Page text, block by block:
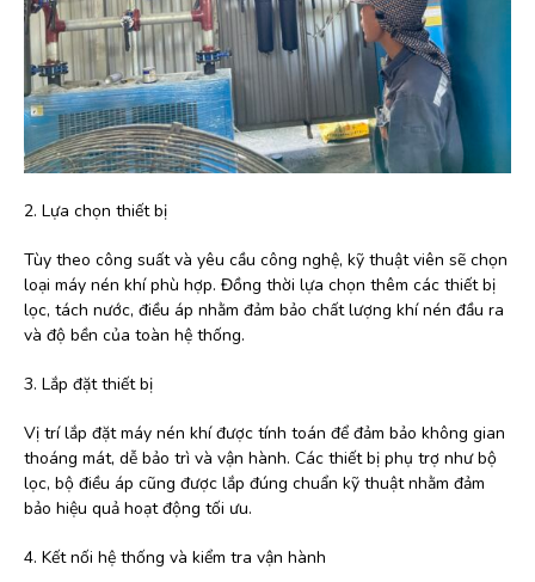
2. Lựa chọn thiết bị
Tùy theo công suất và yêu cầu công nghệ, kỹ thuật viên sẽ chọn
loại máy nén khí phù hợp. Đồng thời lựa chọn thêm các thiết bị
lọc, tách nước, điều áp nhằm đảm bảo chất lượng khí nén đầu ra
và độ bền của toàn hệ thống.
3. Lắp đặt thiết bị
Vị trí lắp đặt máy nén khí được tính toán để đảm bảo không gian
thoáng mát, dễ bảo trì và vận hành. Các thiết bị phụ trợ như bộ
lọc, bộ điều áp cũng được lắp đúng chuẩn kỹ thuật nhằm đảm
bảo hiệu quả hoạt động tối ưu.
4. Kết nối hệ thống và kiểm tra vận hành